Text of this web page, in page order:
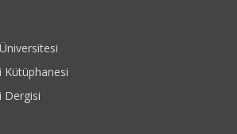
Kütüphanesi
Dergisi